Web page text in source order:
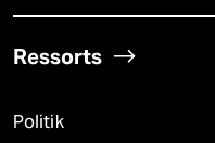
Ressorts
Politik